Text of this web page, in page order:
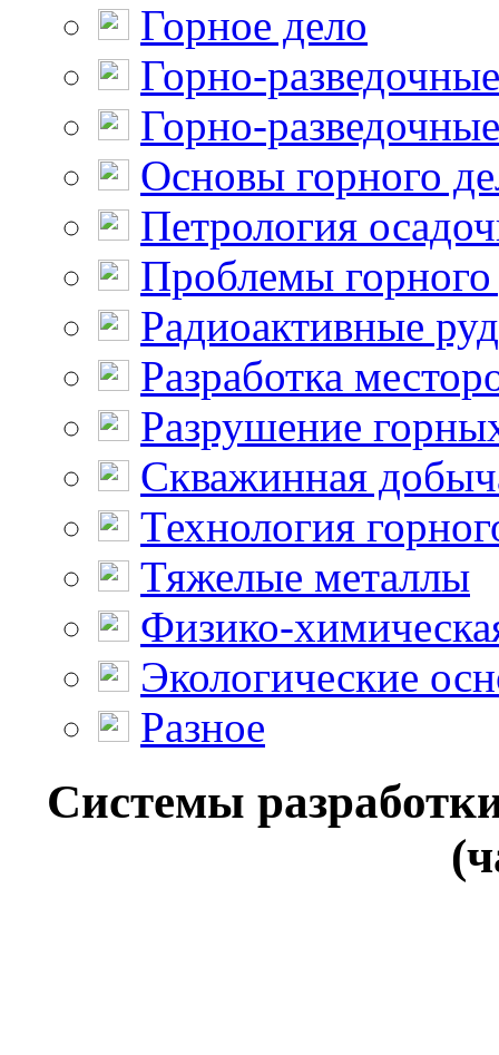
Горное дело
Горно-
Горно-
Основы горного
Петрология
Проблемы горного
Радиоактивные
Разработка
Разрушение
Скважинная
Технология
Тяжелые металлы
Физико-
Экологические
Разное
Системы